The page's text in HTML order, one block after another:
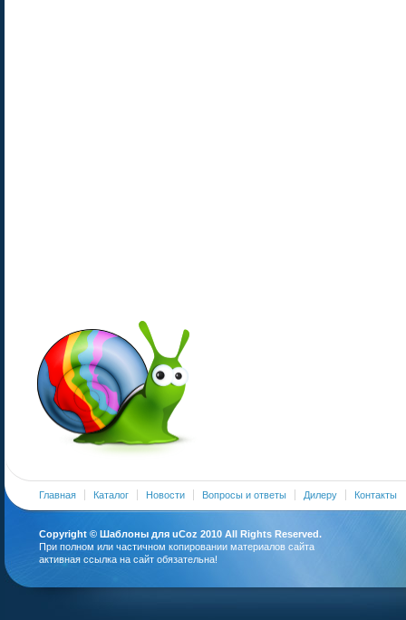
Главная Каталог Новости Вопросы и ответы Дилеру Контакты
Copyright © Шаблоны для uCoz 2010 All Rights Reserved.
При полном или частичном копировании материалов сайта
активная ссылка на сайт обязательна!